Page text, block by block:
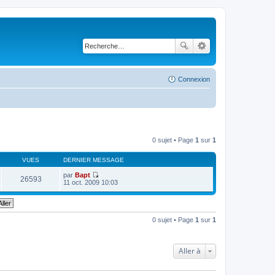
Connexion
0 sujet • Page 1 sur 1
VUES DERNIER MESSAGE
26593 par Bapt
V
i
l
r
11 oct. 2009 10:03
0 sujet • Page 1 sur 1
Aller à